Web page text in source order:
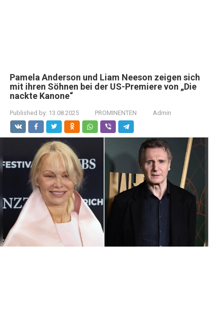
Pamela Anderson und Liam Neeson zeigen sich
mit ihren Söhnen bei der US-Premiere von „Die
nackte Kanone“
Published by: 13.08.2025 PROMINENTEN Admin